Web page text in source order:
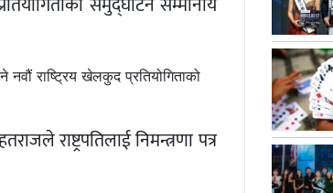
राष्ट्रिय खेलकुद प्रतियोगिताको
राष्ट्रपतिलाई निमन्त्रणा पत्र